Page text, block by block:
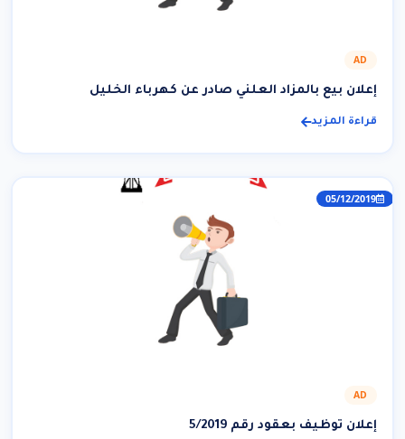
AD
إعلان بيع بالمزاد العلني صادر عن كهرباء الخليل
قراءة المزيد
05/12/2019
AD
إعلان توظيف بعقود رقم 5/2019